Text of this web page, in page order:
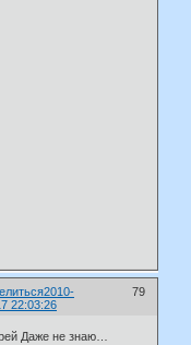
79
2010-
22:03:26
Даже не знаю…